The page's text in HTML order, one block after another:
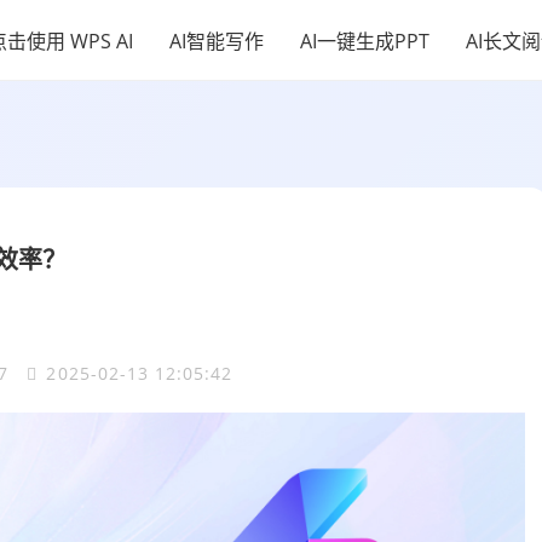
击使用 WPS AI AI智能写作 AI一键生成PPT AI长文
率？
2025-02-13 12:05:42